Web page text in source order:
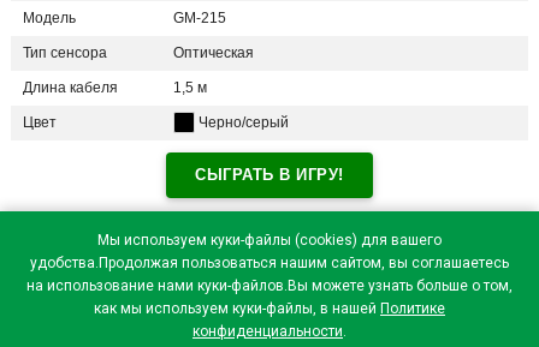
Мы используем куки-файлы (cookies) для вашего
удобства.Продолжая пользоваться нашим сайтом, вы соглашаетесь
на использование нами куки-файлов.Вы можете узнать больше о том,
как мы используем куки-файлы, в нашей Политике
конфиденциальности.
Модель GM-215
Тип сенсора Оптическая
Длина кабеля 1,5 м
Цвет Черно/серый
СЫГРАТЬ В ИГРУ!